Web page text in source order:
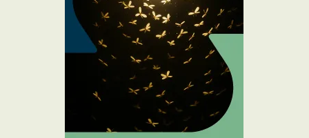
Pulgas e Carrapatos
Ratos
Sanitização
Traças